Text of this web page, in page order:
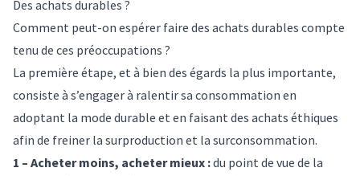
Des achats durables ?
Comment peut-on espérer faire des achats durables compte
tenu de ces préoccupations ?
La première étape, et à bien des égards la plus importante,
consiste à s’engager à ralentir sa consommation en
adoptant la mode durable et en faisant des achats éthiques
afin de freiner la surproduction et la surconsommation.
1 – Acheter moins, acheter mieux :du point de vue de la